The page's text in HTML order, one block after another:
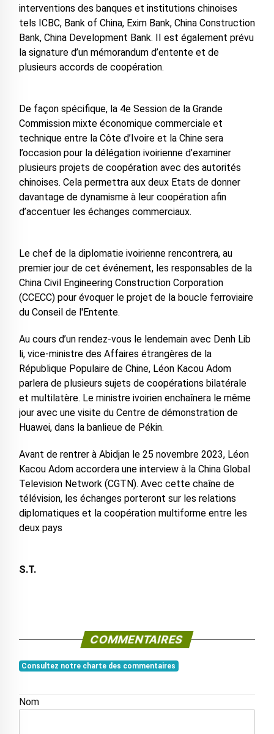
interventions des banques et institutions chinoises
tels ICBC, Bank of China, Exim Bank, China Construction
Bank, China Development Bank. II est également prévu
la signature d’un mémorandum d’entente et de
plusieurs accords de coopération.
De façon spécifique, la 4e Session de la Grande
Commission mixte économique commerciale et
technique entre la Côte d’Ivoire et la Chine sera
l’occasion pour la délégation ivoirienne d’examiner
plusieurs projets de coopération avec des autorités
chinoises. Cela permettra aux deux Etats de donner
davantage de dynamisme à leur coopération afin
d’accentuer les échanges commerciaux.
Le chef de la diplomatie ivoirienne rencontrera, au
premier jour de cet événement, les responsables de la
China Civil Engineering Construction Corporation
(CCECC) pour évoquer le projet de la boucle ferroviaire
du Conseil de l'Entente.
Au cours d’un rendez-vous le lendemain avec Denh Lib
li, vice-ministre des Affaires étrangères de la
République Populaire de Chine, Léon Kacou Adom
parlera de plusieurs sujets de coopérations bilatérale
et multilatère. Le ministre ivoirien enchaînera le même
jour avec une visite du Centre de démonstration de
Huawei, dans la banlieue de Pékin.
Avant de rentrer à Abidjan le 25 novembre 2023, Léon
Kacou Adom accordera une interview à la China Global
Television Network (CGTN). Avec cette chaîne de
télévision, les échanges porteront sur les relations
diplomatiques et la coopération multiforme entre les
deux pays
S.T.
COMMENTAIRES
Consultez notre charte des commentaires
Nom